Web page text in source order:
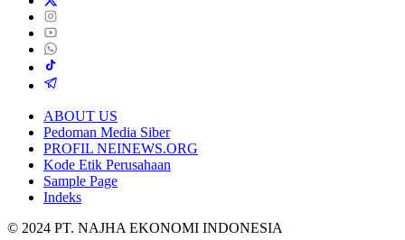
ABOUT US
Pedoman Media Siber
PROFIL NEINEWS.ORG
Kode Etik Perusahaan
Sample Page
Indeks
© 2024 PT. NAJHA EKONOMI INDONESIA